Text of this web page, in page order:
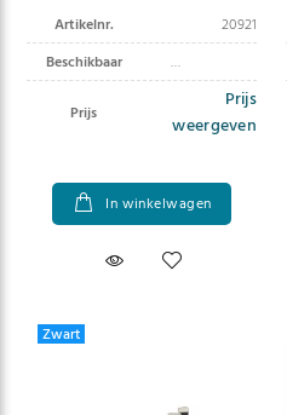
Artikelnr.
20921
Beschikbaar
Prijs
Prijs
weergeven
In winkelwagen
Zwart